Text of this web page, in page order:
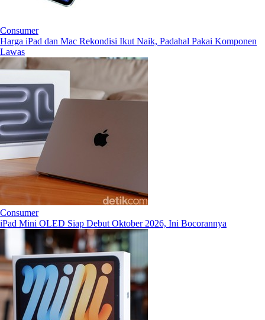
Consumer
Harga iPad dan Mac Rekondisi Ikut Naik, Padahal Pakai Komponen
Lawas
Consumer
iPad Mini OLED Siap Debut Oktober 2026, Ini Bocorannya